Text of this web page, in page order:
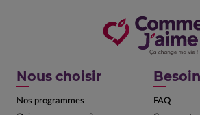
Nous choisir
Nos programmes
FAQ